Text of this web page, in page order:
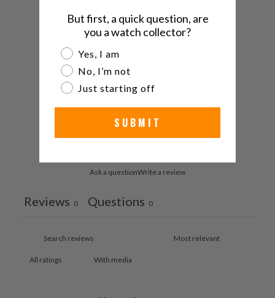
0%
Ask a questionWrite a review
Reviews 0 Questions 0
With media
But first, a quick question, are
you a watch collector?
Are you a watch collector?
Yes, I am
No, I’m not
Just starting off
SUBMIT